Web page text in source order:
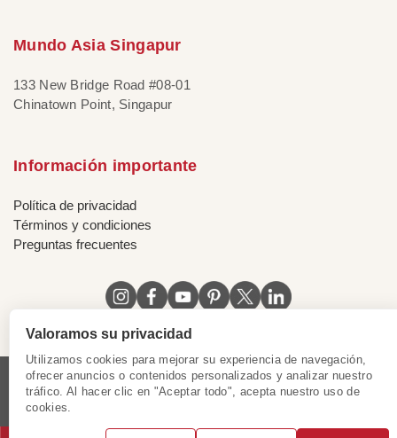
Mundo Asia Singapur
133 New Bridge Road #08-01
Chinatown Point, Singapur
Información importante
Política de privacidad
Términos y condiciones
Preguntas frecuentes
Licencia de Vietnam | Certificado de Singapur
|
Certificado de Hong Kong, China
Valoramos su privacidad
Utilizamos cookies para mejorar su experiencia de navegación,
ofrecer anuncios o contenidos personalizados y analizar nuestro
tráfico. Al hacer clic en "Aceptar todo", acepta nuestro uso de
cookies.